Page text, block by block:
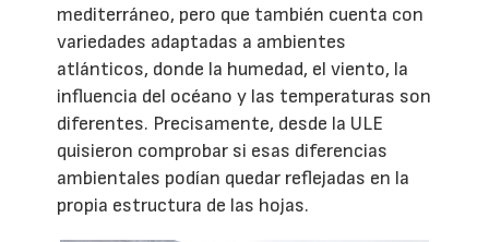
mediterráneo, pero que también cuenta con
variedades adaptadas a ambientes
atlánticos, donde la humedad, el viento, la
influencia del océano y las temperaturas son
diferentes. Precisamente, desde la ULE
quisieron comprobar si esas diferencias
ambientales podían quedar reflejadas en la
propia estructura de las hojas.